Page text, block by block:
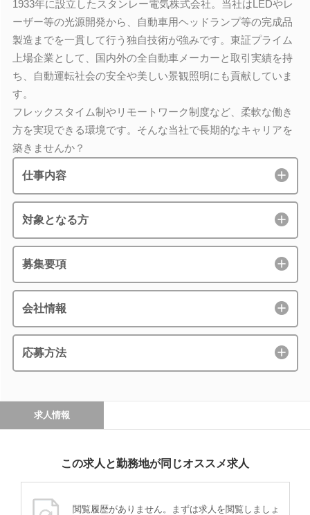
1933年に設立したスタンレー電気株式会社。当社はLEDやレ
ーザー等の光源開発から、自動車用ヘッドランプ等の完成品
製造までを一貫して行う独自技術が強みです。東証プライム
上場企業として、国内外の全自動車メーカーと取引実績を持
ち、自動運転社会の安全や美しい景観照明にも貢献していま
す。
フレックスタイム制やリモートワーク制度など、柔軟な働き
方を実現できる環境です。そんな当社で長期的なキャリアを
築きませんか？
仕事内容
対象となる方
募集要項
会社情報
応募方法
求人情報
この求人と勤務地が同じオススメ求人
閲覧履歴がありません。まずは求人を閲覧しましょ